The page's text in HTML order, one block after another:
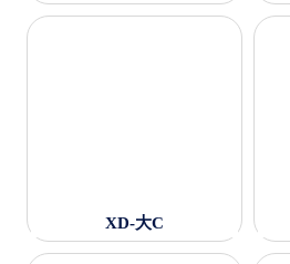
XD-大C